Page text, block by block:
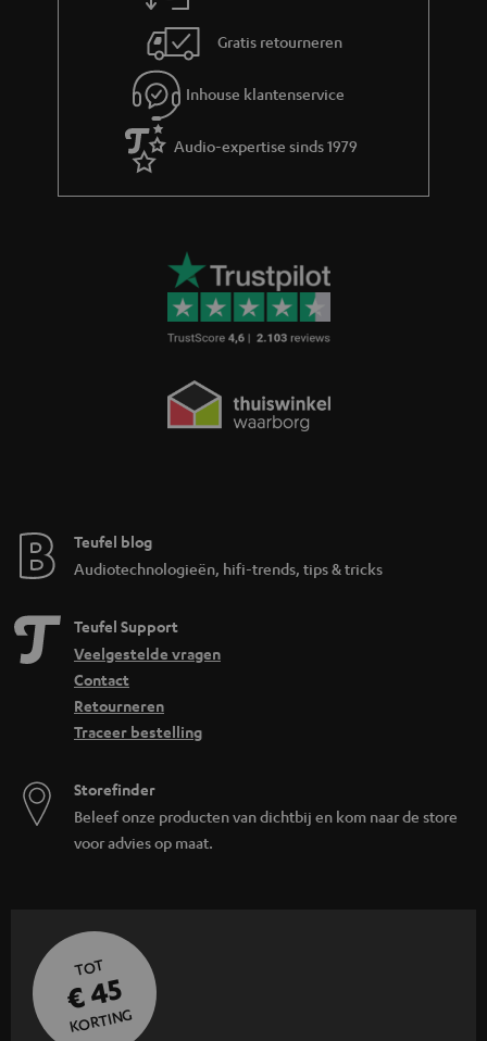
Gratis retourneren
Inhouse klantenservice
Audio-expertise sinds 1979
Teufel blog
Audiotechnologieën, hifi-trends, tips & tricks
Teufel Support
Veelgestelde vragen
Contact
Retourneren
Traceer bestelling
Storefinder
Beleef onze producten van dichtbij en kom naar de store
voor advies op maat.
TOT
€ 45
KORTING